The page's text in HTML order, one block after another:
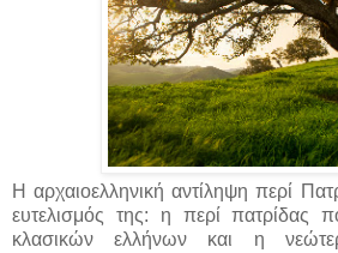
Η αρχαιοελληνική αντίληψη περί
ευτελισμός της: η περί πατρίδας
κλασικών ελλήνων και η